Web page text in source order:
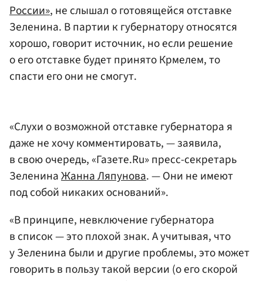
России», не слышал о готовящейся отставке
Зеленина. В партии к губернатору относятся
хорошо, говорит источник, но если решение
о его отставке будет принято Крмелем, то
спасти его они не смогут.
«Слухи о возможной отставке губернатора я
даже не хочу комментировать, — заявила,
в свою очередь, «Газете.Ru» пресс-секретарь
ЗеленинаЖанна Ляпунова. — Они не имеют
под собой никаких оснований».
«В принципе, невключение губернатора
в список — это плохой знак. А учитывая, что
у Зеленина были и другие проблемы, это может
говорить в пользу такой версии (о его скорой